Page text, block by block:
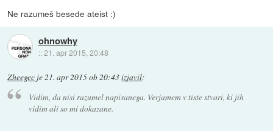
Ne razumeš besede ateist :)
ohnowhy
::21. apr 2015, 20:48
Zheegec je 21. apr 2015 ob 20:43izjavil:
Vidim, da nisi razumel napisanega. Verjamem v tiste stvari, ki jih
vidim ali so mi dokazane.